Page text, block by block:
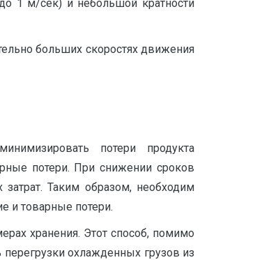
1 м/сек) и небольшой кратности
больших скоростях движения
потери продукта
потери. При снижении сроков
Таким образом, необходим
и товарные потери.
хранения. Этот способ, помимо
охлажденных грузов из